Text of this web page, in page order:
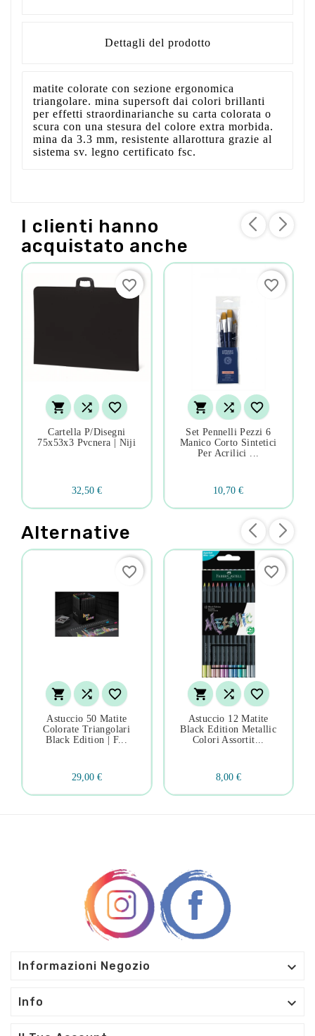
Dettagli del prodotto
matite colorate con sezione ergonomica
triangolare. mina supersoft dai colori brillanti
per effetti straordinarianche su carta colorata o
scura con una stesura del colore extra morbida.
mina da 3.3 mm, resistente allarottura grazie al
sistema sv. legno certificato fsc.
I clienti hanno
acquistato anche
  
Cartella P/disegni
75x53x3 Pvcnera | Niji
32,50 €
favorite_border
  
Set Pennelli Pezzi 6
Manico Corto Sintetici
Per Acrilici ...
10,70 €
favorite_border
Alternative
  
Astuccio 50 Matite
Colorate Triangolari
Black Edition | F...
29,00 €
favorite_border
  
Astuccio 12 Matite
Black Edition Metallic
Colori Assortit...
8,00 €
favorite_border
Informazioni Negozio 
Info 